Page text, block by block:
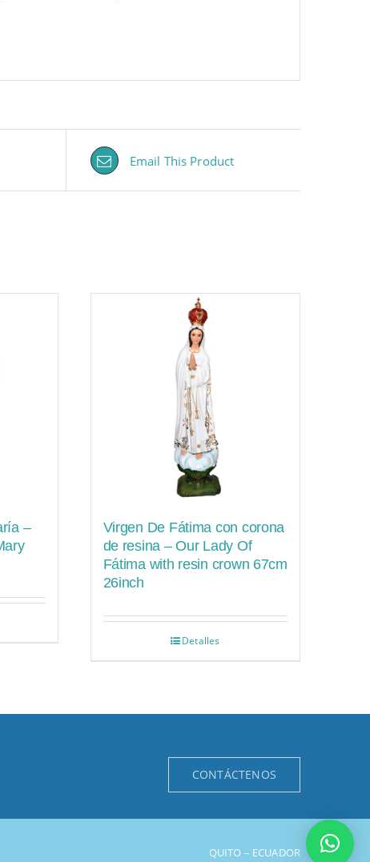
Email This Product
–
Virgen De Fátima con corona
de resina – Our Lady Of
Fátima with resin crown 67cm
26inch
Detalles
CONTÁCTENOS
QUITO – ECUADOR